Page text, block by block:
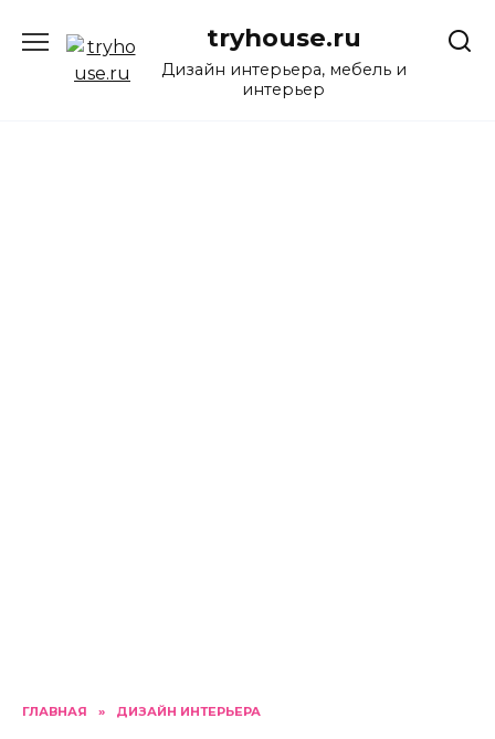
содержанию
tryhouse.ru
Дизайн интерьера, мебель и
интерьер
ГЛАВНАЯ » ДИЗАЙН ИНТЕРЬЕРА